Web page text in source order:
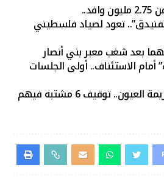
تعود لصياد فلسطيني
أمام الاستئناف.. أولى الجلسات
تفاصيل جديدة في جريمة العيون.. توقيف 6 مشتبه فيهم